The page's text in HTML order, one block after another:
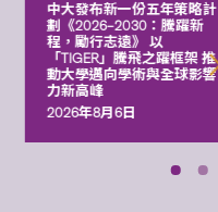
中大發布新一份五年策略計
劃《2026‒2030：騰躍新
程，勵行志遠》 以
「TIGER」騰飛之躍框架 推
動大學邁向學術與全球影響
力新高峰
2026年8月6日